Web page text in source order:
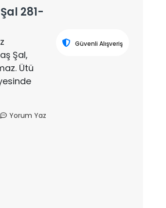
281-
Şal,
Ütü
Yorum Yaz
Güvenli Alışveriş